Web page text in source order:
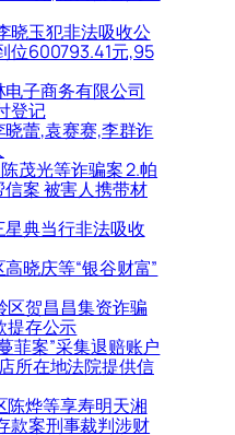
晓玉犯非法吸收公
位600793.41元,95
电子商务有限公司
登记
晓蕾,袁赛赛,李群诈
茂光等诈骗案 2.帕
案 被害人携带材
星典当行非法吸收
晓庆等“银谷财富”
贺昌昌集资诈骗
提存公示
菲案”采集退赔账户
所在地法院提供信
烨等享寿明天湘
款案刑事裁判涉财